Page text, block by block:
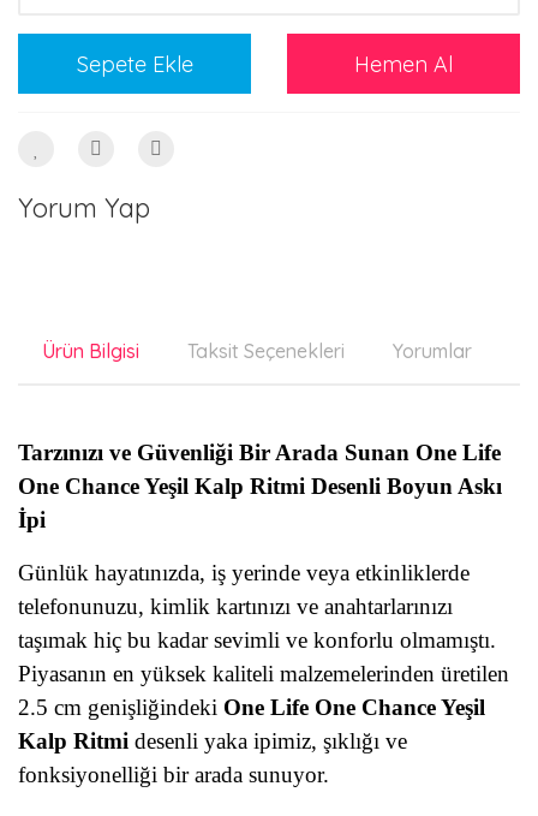
Sepete Ekle Hemen Al
Yorum Yap
Ürün Bilgisi Taksit Seçenekleri Yorumlar
Tarzınızı ve Güvenliği Bir Arada Sunan One Life
One Chance Yeşil Kalp Ritmi Desenli Boyun Askı
İpi
Günlük hayatınızda, iş yerinde veya etkinliklerde
telefonunuzu, kimlik kartınızı ve anahtarlarınızı
taşımak hiç bu kadar sevimli ve konforlu olmamıştı.
Piyasanın en yüksek kaliteli malzemelerinden üretilen
2.5 cm genişliğindeki One Life One Chance Yeşil
Kalp Ritmi desenli yaka ipimiz, şıklığı ve
fonksiyonelliği bir arada sunuyor.